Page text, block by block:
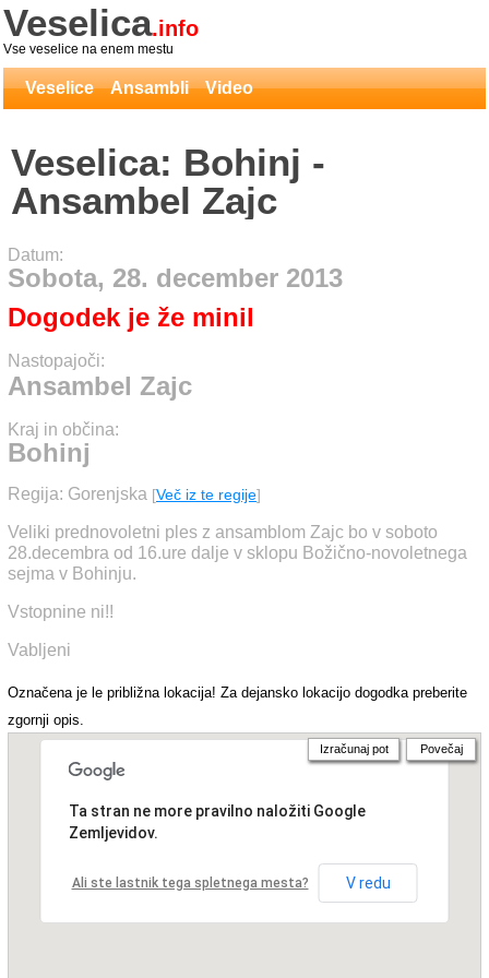
Veselica.info
Vse veselice na enem mestu
Veselice Ansambli Video
Veselica: Bohinj -
Ansambel Zajc
Datum:
Sobota, 28. december 2013
Dogodek je že minil
Nastopajoči:
Ansambel Zajc
Kraj in občina:
Bohinj
Regija: Gorenjska [Več iz te regije]
Veliki prednovoletni ples z ansamblom Zajc bo v soboto
28.decembra od 16.ure dalje v sklopu Božično-novoletnega
sejma v Bohinju.
Vstopnine ni!!
Vabljeni
Označena je le približna lokacija! Za dejansko lokacijo dogodka preberite
zgornji opis.
Ta stran ne more pravilno naložiti Google
Zemljevidov.
Ali ste lastnik tega spletnega mesta? V redu
Izračunaj pot Povečaj